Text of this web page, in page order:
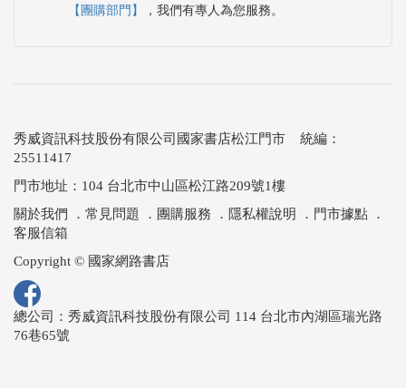
【團購部門】
，我們有專人為您服務。
秀威資訊科技股份有限公司國家書店松江門市 統編：
25511417
門市地址：104 台北市中山區松江路209號1樓
關於我們
． 常見問題 ． 團購服務 ． 隱私權說明 ． 門市據點 ．
客服信箱
Copyright © 國家網路書店
總公司：秀威資訊科技股份有限公司 114 台北市內湖區瑞光路
76巷65號